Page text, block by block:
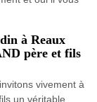
à Reaux
père et fils
vivement à
un véritable